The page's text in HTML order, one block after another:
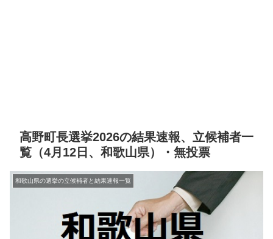
高野町長選挙2026の結果速報、立候補者一
覧（4月12日、和歌山県）・無投票
和歌山県の選挙の立候補者と結果速報一覧